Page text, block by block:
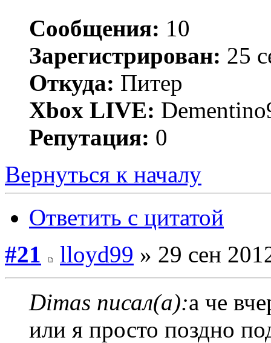
Сообщения: 10
Зарегистрирован: 25
Откуда: Питер
Xbox LIVE:
Репутация: 0
Вернуться к началу
Ответить с цитатой
#21
lloyd99 » 29 сен
Dimas писал(а):а че
или я просто поздно